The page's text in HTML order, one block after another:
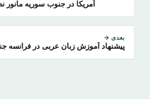
آمریکا در جنوب سوریه مانور
بعدی →
پیشنهاد آموزش زبان عربی در فرانسه